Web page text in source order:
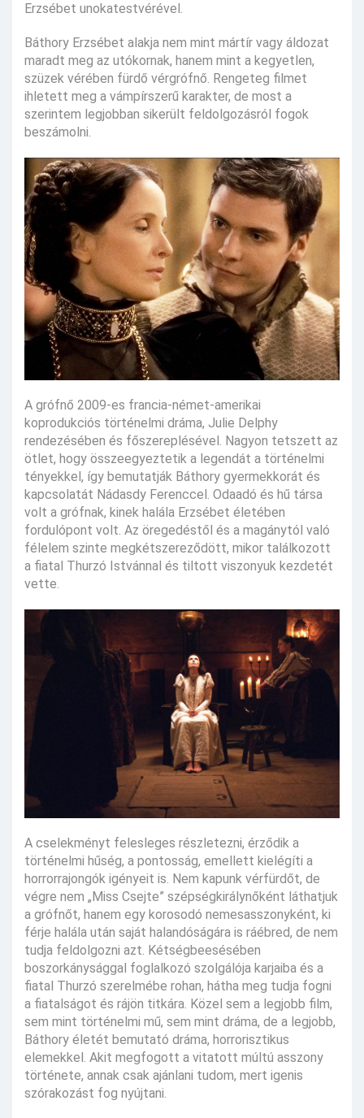
Erzsébet unokatestvérével.
Báthory Erzsébet alakja nem mint mártír vagy áldozat
maradt meg az utókornak, hanem mint a kegyetlen,
szüzek vérében fürdő vérgrófnő. Rengeteg filmet
ihletett meg a vámpírszerű karakter, de most a
szerintem legjobban sikerült feldolgozásról fogok
beszámolni.
A grófnő 2009-es francia-német-amerikai
koprodukciós történelmi dráma, Julie Delphy
rendezésében és főszereplésével. Nagyon tetszett az
ötlet, hogy összeegyeztetik a legendát a történelmi
tényekkel, így bemutatják Báthory gyermekkorát és
kapcsolatát Nádasdy Ferenccel. Odaadó és hű társa
volt a grófnak, kinek halála Erzsébet életében
fordulópont volt. Az öregedéstől és a magánytól való
félelem szinte megkétszereződött, mikor találkozott
a fiatal Thurzó Istvánnal és tiltott viszonyuk kezdetét
vette.
A cselekményt felesleges részletezni, érződik a
történelmi hűség, a pontosság, emellett kielégíti a
horrorrajongók igényeit is. Nem kapunk vérfürdőt, de
végre nem „Miss Csejte” szépségkirálynőként láthatjuk
a grófnőt, hanem egy korosodó nemesasszonyként, ki
férje halála után saját halandóságára is ráébred, de nem
tudja feldolgozni azt. Kétségbeesésében
boszorkánysággal foglalkozó szolgálója karjaiba és a
fiatal Thurzó szerelmébe rohan, hátha meg tudja fogni
a fiatalságot és rájön titkára. Közel sem a legjobb film,
sem mint történelmi mű, sem mint dráma, de a legjobb,
Báthory életét bemutató dráma, horrorisztikus
elemekkel. Akit megfogott a vitatott múltú asszony
története, annak csak ajánlani tudom, mert igenis
szórakozást fog nyújtani.